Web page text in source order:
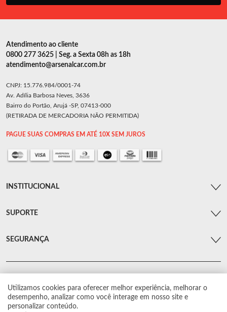
Utilizamos cookies para oferecer melhor experiência, melhorar o
desempenho, analizar como você interage em nosso site e
personalizar conteúdo.
Atendimento ao cliente
0800 277 3625 | Seg. a Sexta 08h as 18h
atendimento@arsenalcar.com.br
CNPJ: 15.776.984/0001-74
Av. Adília Barbosa Neves, 3636
Bairro do Portão, Arujá -SP, 07413-000
(RETIRADA DE MERCADORIA NÃO PERMITIDA)
PAGUE SUAS COMPRAS EM ATÉ 10X SEM JUROS
INSTITUCIONAL
SUPORTE
SEGURANÇA
© Arsenal Car. Todos os direitos reservados.
Proibida reprodução total ou parcial. Preços e estoque sujeito a alterações sem